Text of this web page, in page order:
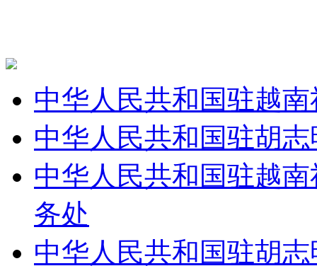
中华人民共和国驻越
中华人民共和国驻胡
中华人民共和国驻越
务处
中华人民共和国驻胡